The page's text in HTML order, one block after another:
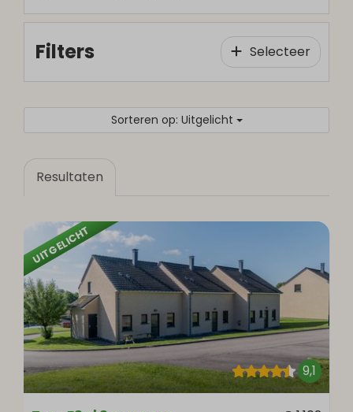
Filters Selecteer
Sorteren op: Uitgelicht
Resultaten
UITGELICHT
9,1